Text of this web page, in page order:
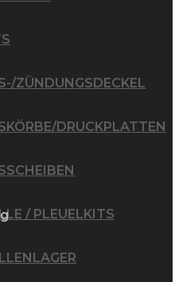
ZÜNDUNGSDECKEL
DRUCKPLATTEN
/ PLEUELKITS